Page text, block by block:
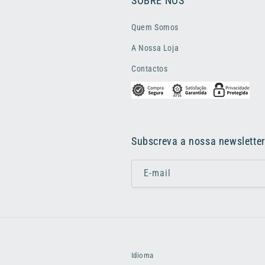
Quem Somos
A Nossa Loja
Contactos
Subscreva a nossa newsletter
E-mail
Idioma